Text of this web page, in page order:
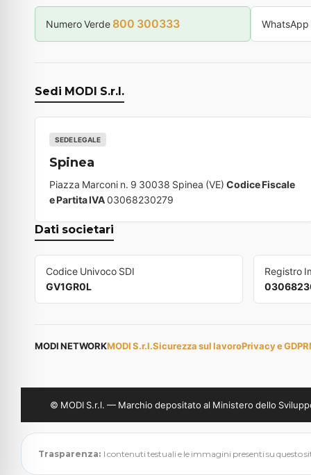
Numero Verde 800 300333 WhatsApp
Sedi MODI S.r.l.
SEDE LEGALE
Spinea
Piazza Marconi n. 9 30038 Spinea (VE) Codice Fiscale
e Partita IVA03068230279
Dati societari
Codice Univoco SDI
GV1GR0L
Registro
MODI NETWORKMODI S.r.l.Sicurezza sul lavoroPrivacy e GDPR
© MODI S.r.l. — Marchio depositato al Ministero dello
Trasparenza: I contenuti testuali e le immagini presenti su questo